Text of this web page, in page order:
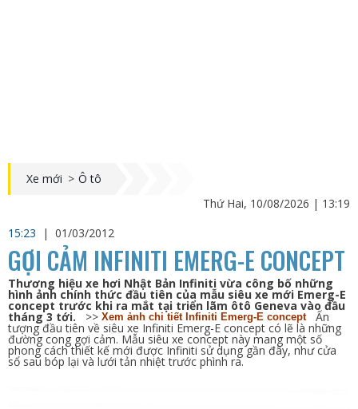
Xe mới > Ô tô
Thứ Hai, 10/08/2026 | 13:19
15:23
| 01/03/2012
GỢI CẢM INFINITI EMERG-E CONCEPT
Thương hiệu xe hơi Nhật Bản Infiniti vừa công bố những
hình ảnh chính thức đầu tiên của mẫu siêu xe mới Emerg-E
concept trước khi ra mắt tại triển lãm ôtô Geneva vào đầu
tháng 3 tới. >> Xem ảnh chi tiết Infiniti Emerg-E conceptẤn
tượng đầu tiên về siêu xe Infiniti Emerg-E concept có lẽ là những
đường cong gợi cảm. Mẫu siêu xe concept này mang một số
phong cách thiết kế mới được Infiniti sử dụng gần đây, như cửa
sổ sau bóp lại và lưới tản nhiệt trước phình ra.